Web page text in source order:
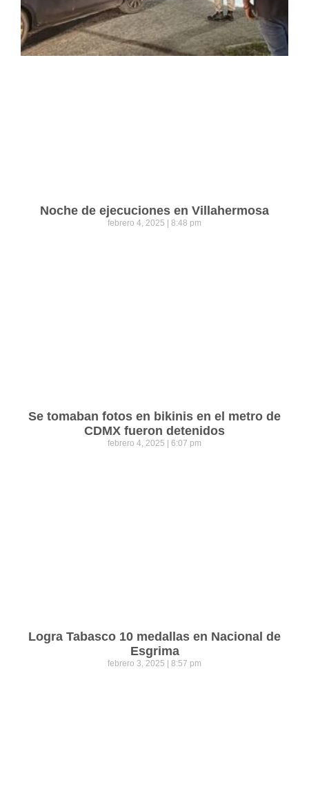
Noche de ejecuciones en Villahermosa
febrero 4, 2025 8:48 pm
Se tomaban fotos en bikinis en el metro de
CDMX fueron detenidos
febrero 4, 2025 6:07 pm
Logra Tabasco 10 medallas en Nacional de
Esgrima
febrero 3, 2025 8:57 pm